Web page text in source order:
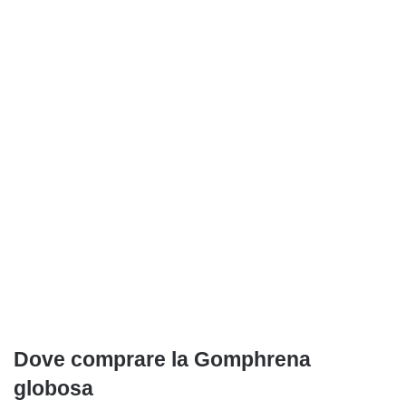
Dove comprare la Gomphrena
globosa